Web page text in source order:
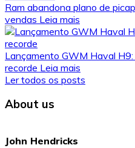
Ram abandona plano de
vendas Leia mais
Lançamento GWM Haval
recorde Leia mais
Ler todos os posts
About us
John Hendricks